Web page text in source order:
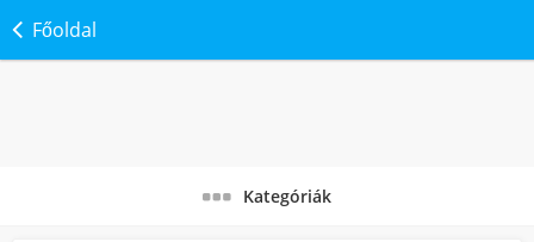
Főoldal
Kategóriák